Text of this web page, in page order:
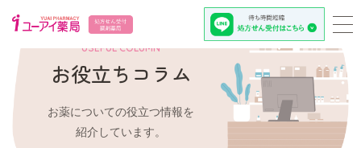
USEFUL COLUMN
お役立ちコラム
お薬についての役立つ情報を
紹介しています。